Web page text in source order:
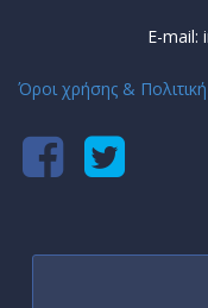
E-mail:
Όροι χρήσης &